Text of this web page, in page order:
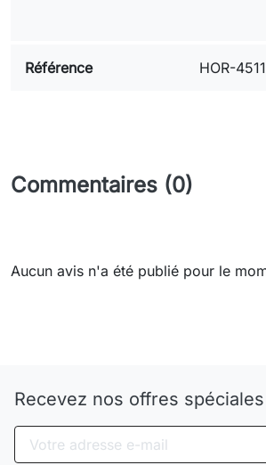
Référence HOR-
Commentaires (0)
Aucun avis n'a été publié pour le
Recevez nos offres spéciales